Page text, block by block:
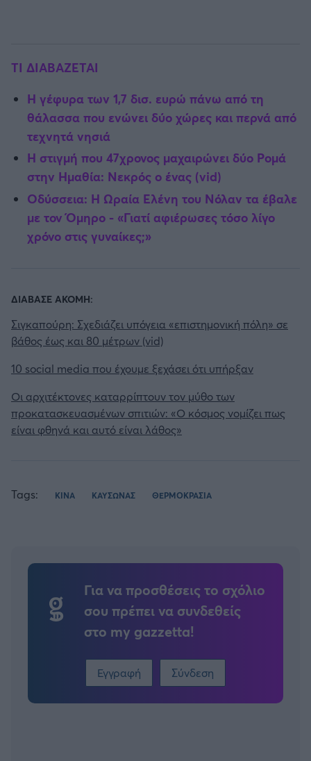
ΤΙ ΔΙΑΒΑΖΕΤΑΙ
Η γέφυρα των 1,7 δισ. ευρώ πάνω από τη
θάλασσα που ενώνει δύο χώρες και περνά από
τεχνητά νησιά
Η στιγμή που 47χρονος μαχαιρώνει δύο Ρομά
στην Ημαθία: Νεκρός ο ένας (vid)
Οδύσσεια: Η Ωραία Ελένη του Νόλαν τα έβαλε
με τον Όμηρο - «Γιατί αφιέρωσες τόσο λίγο
χρόνο στις γυναίκες;»
ΔΙΑΒΑΣΕ ΑΚΟΜΗ:
Σιγκαπούρη: Σχεδιάζει υπόγεια «επιστημονική πόλη» σε
βάθος έως και 80 μέτρων (vid)
10 social media που έχουμε ξεχάσει ότι υπήρξαν
Οι αρχιτέκτονες καταρρίπτουν τον μύθο των
προκατασκευασμένων σπιτιών: «Ο κόσμος νομίζει πως
είναι φθηνά και αυτό είναι λάθος»
Tags: ΚΙΝΑ ΚΑΥΣΩΝΑΣ ΘΕΡΜΟΚΡΑΣΙΑ
Για να προσθέσεις το σχόλιο
σου πρέπει να συνδεθείς
στο my gazzetta!
Εγγραφή Σύνδεση